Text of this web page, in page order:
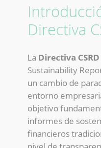
Directiva
La Directiva
Sustainability
un cambio de
entorno
objetivo
informes de
financieros